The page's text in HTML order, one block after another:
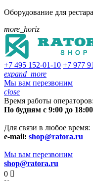
Оборудование для
more_horiz
+7 495 152-01-10 +7 977
expand_more
Мы вам перезвоним
close
Время работы операторов:
По будням с 9:00 до 18:00
Для связи в любое время:
e-mail: shop@ratora.ru
Мы вам перезвоним
shop@ratora.ru
0 